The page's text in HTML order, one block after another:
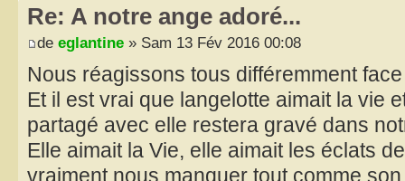
Re: A notre ange adoré...
de eglantine » Sam 13 Fév 2016 00:08
Nous réagissons tous différemment
Et il est vrai que langelotte aimait la vie
partagé avec elle restera gravé dans
Elle aimait la Vie, elle aimait les éclats
vraiment nous manquer tout comme